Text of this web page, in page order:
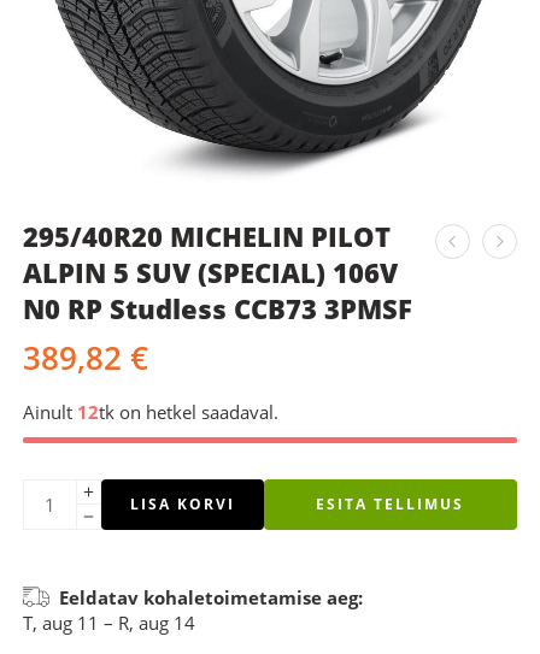
295/40R20 MICHELIN PILOT
ALPIN 5 SUV (SPECIAL) 106V
N0 RP Studless CCB73 3PMSF
389,82 €
Ainult 12tk on hetkel saadaval.
LISA KORVI ESITA TELLIMUS
Eeldatav kohaletoimetamise aeg:
T, aug 11 – R, aug 14